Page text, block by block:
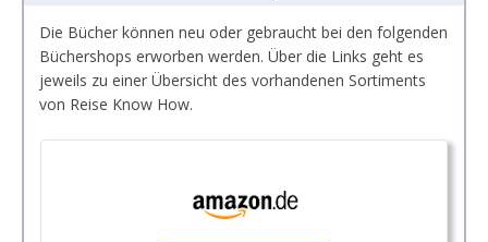
Die Bücher können neu oder gebraucht bei den folgenden
Büchershops erworben werden. Über die Links geht es
jeweils zu einer Übersicht des vorhandenen Sortiments
von Reise Know How.